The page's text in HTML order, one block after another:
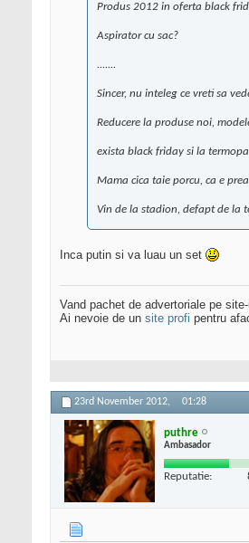
Produs 2012 in oferta black
Aspirator cu sac?
.......
Sincer, nu inteleg ce vreti sa
Reducere la produse noi,
exista black friday si la
Mama cica taie porcu, ca e
Vin de la stadion, defapt de la
Inca putin si va luau un set
Vand pachet de advertoriale pe
Ai nevoie de un site profi pentru
23rd November 2012, 01:28
puthre
Ambasador
Reputatie: